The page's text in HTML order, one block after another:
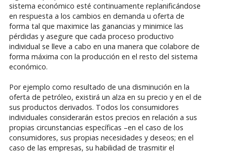
sistema económico esté continuamente replanificándose
en respuesta a los cambios en demanda u oferta de
forma tal que maximice las ganancias y minimice las
pérdidas y asegure que cada proceso productivo
individual se lleve a cabo en una manera que colabore de
forma máxima con la producción en el resto del sistema
económico.
Por ejemplo como resultado de una disminución en la
oferta de petróleo, existirá un alza en su precio y en el de
sus productos derivados. Todos los consumidores
individuales considerarán estos precios en relación a sus
propias circunstancias específicas –en el caso de los
consumidores, sus propias necesidades y deseos; en el
caso de las empresas, su habilidad de trasmitir el